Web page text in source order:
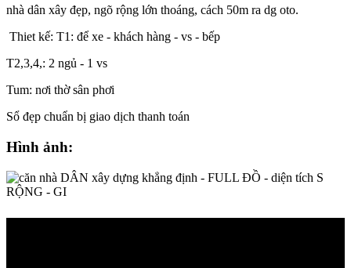
nhà dân xây đẹp, ngõ rộng lớn thoáng, cách 50m ra dg oto.
Thiet kế: T1: để xe - khách hàng - vs - bếp
T2,3,4,: 2 ngủ - 1 vs
Tum: nơi thờ sân phơi
Sổ đẹp chuẩn bị giao dịch thanh toán
Hình ảnh: